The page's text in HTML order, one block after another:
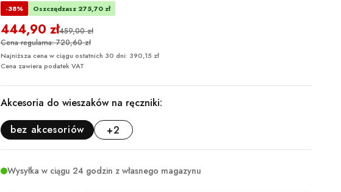
Oszczędzasz 275,70 zł
-38%
444,90 zł459,00 zł
Cena regularna: 720,60 zł
Najniższa cena w ciągu ostatnich 30 dni: 390,15 zł
Cena zawiera podatek VAT
Akcesoria do wieszaków na ręczniki:
bez akcesoriów
+2
Wysyłka w ciągu 24 godzin z własnego magazynu